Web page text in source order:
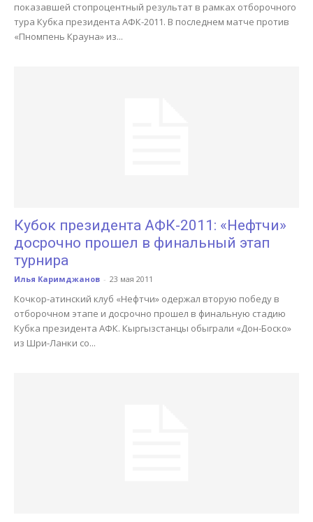
показавшей стопроцентный результат в рамках отборочного
тура Кубка президента АФК-2011. В последнем матче против
«Пномпень Крауна» из...
Кубок президента АФК-2011: «Нефтчи»
досрочно прошел в финальный этап
турнира
Илья Каримджанов - 23 мая 2011
Кочкор-атинский клуб «Нефтчи» одержал вторую победу в
отборочном этапе и досрочно прошел в финальную стадию
Кубка президента АФК. Кыргызстанцы обыграли «Дон-Боско»
из Шри-Ланки со...